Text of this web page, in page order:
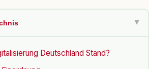
▶
Deutschland Stand?